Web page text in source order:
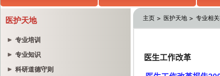
医护天地
专业培训
专业知识
科研道德守则
主页 医护天地 专业相